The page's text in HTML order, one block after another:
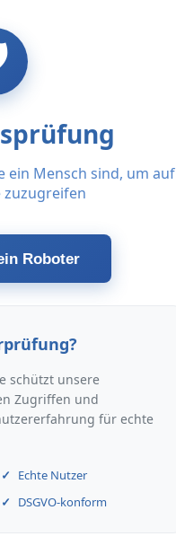
ein Mensch sind, um auf
zuzugreifen
Roboter
schützt unsere
Zugriffen und
für echte
Echte Nutzer
DSGVO-konform